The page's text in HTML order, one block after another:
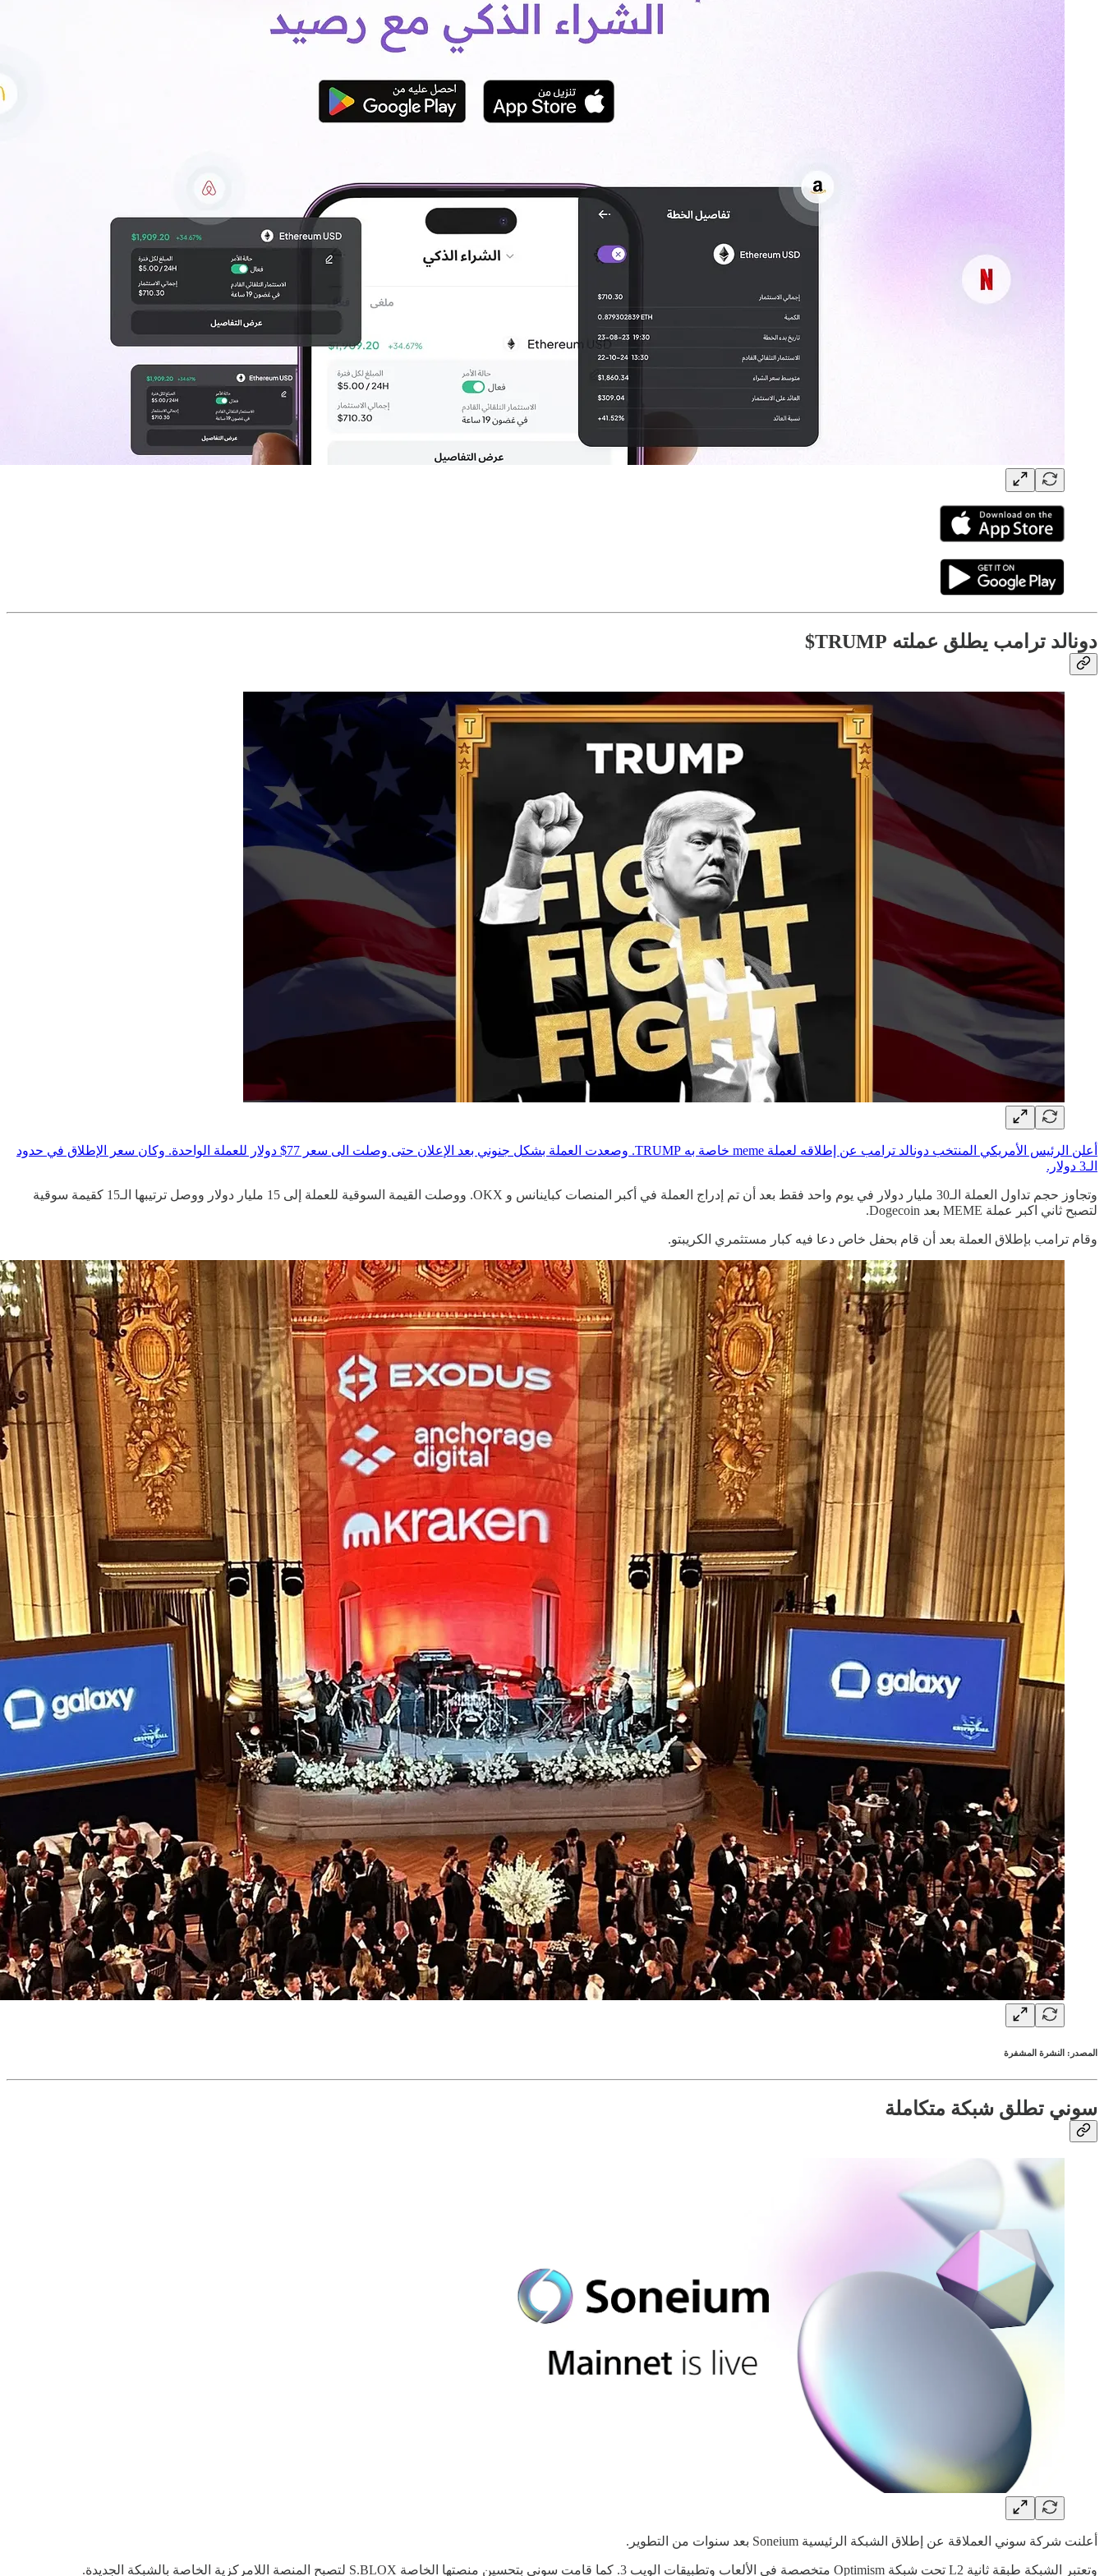
دونالد ترامب يطلق عملته TRUMP$
أعلن الرئيس الأمريكي المنتخب دونالد ترامب عن إطلاقه لعملة meme خاصة به TRUMP. وصعدت العملة بشكل جنوني بعد الإعلان حتى وصلت الى سعر 77$ دولار للعملة الواحدة. وكان سعر الإطلاق في حدود
الـ3 دولار.
وتجاوز حجم تداول العملة الـ30 مليار دولار في يوم واحد فقط بعد أن تم إدراج العملة في أكبر المنصات كباينانس و OKX. ووصلت القيمة السوقية للعملة إلى 15 مليار دولار ووصل ترتيبها الـ15 كقيمة سوقية
لتصبح ثاني اكبر عملة MEME بعد Dogecoin.
وقام ترامب بإطلاق العملة بعد أن قام بحفل خاص دعا فيه كبار مستثمري الكريبتو.
المصدر: النشرة المشفرة
سوني تطلق شبكة متكاملة
أعلنت شركة سوني العملاقة عن إطلاق الشبكة الرئيسية Soneium بعد سنوات من التطوير.
وتعتبر الشبكة طبقة ثانية L2 تحت شبكة Optimism متخصصة في الألعاب وتطبيقات الويب 3. كما قامت سوني بتحسين منصتها الخاصة S.BLOX لتصبح المنصة اللامركزية الخاصة بالشبكة الجديدة.